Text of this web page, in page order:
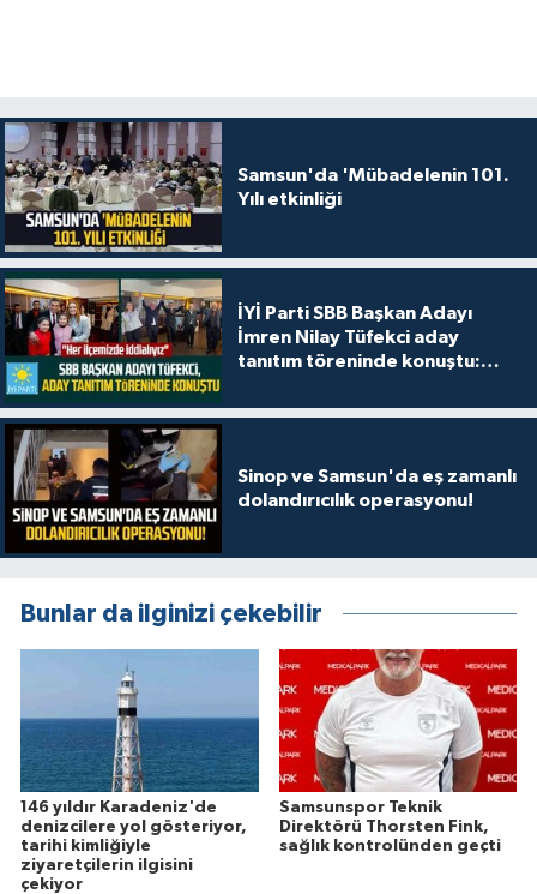
Samsun'da 'Mübadelenin 101.
Yılı etkinliği
İYİ Parti SBB Başkan Adayı
İmren Nilay Tüfekci aday
tanıtım töreninde konuştu:
Sinop ve Samsun'da eş zamanlı
dolandırıcılık operasyonu!
Bunlar da ilginizi çekebilir
146 yıldır Karadeniz'de
denizcilere yol gösteriyor,
tarihi kimliğiyle
ziyaretçilerin ilgisini
çekiyor
Samsunspor Teknik
Direktörü Thorsten Fink,
sağlık kontrolünden geçti